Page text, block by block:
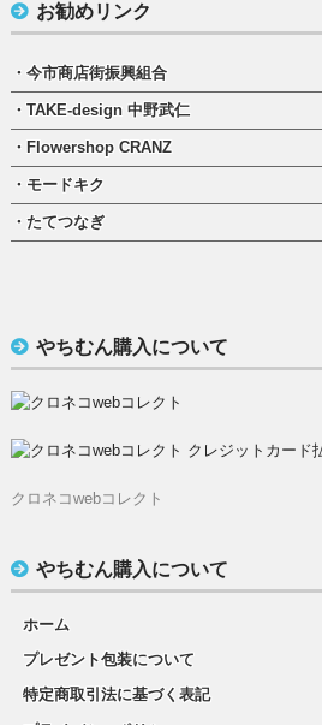
お勧めリンク
・今市商店街振興組合
・TAKE-design 中野武仁
・Flowershop CRANZ
・モードキク
・たてつなぎ
やちむん購入について
クロネコwebコレクト
やちむん購入について
ホーム
プレゼント包装について
特定商取引法に基づく表記